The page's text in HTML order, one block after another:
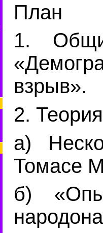
План
1.
взрыв».
2.
а)
Томасе
б)